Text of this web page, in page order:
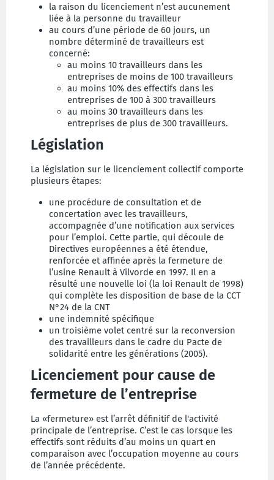
la raison du licenciement n’est aucunement
liée à la personne du travailleur
au cours d’une période de 60 jours, un
nombre déterminé de travailleurs est
concerné:
au moins 10 travailleurs dans les
entreprises de moins de 100 travailleurs
au moins 10% des effectifs dans les
entreprises de 100 à 300 travailleurs
au moins 30 travailleurs dans les
entreprises de plus de 300 travailleurs.
Législation
La législation sur le licenciement collectif comporte
plusieurs étapes:
une procédure de consultation et de
concertation avec les travailleurs,
accompagnée d’une notification aux services
pour l’emploi. Cette partie, qui découle de
Directives européennes a été étendue,
renforcée et affinée après la fermeture de
l’usine Renault à Vilvorde en 1997. Il en a
résulté une nouvelle loi (la loi Renault de 1998)
qui complète les disposition de base de la CCT
N°24 de la CNT
une indemnité spécifique
un troisième volet centré sur la reconversion
des travailleurs dans le cadre du Pacte de
solidarité entre les générations (2005).
Licenciement pour cause de
fermeture de l’entreprise
La «fermeture» est l’arrêt définitif de l'activité
principale de l’entreprise. C’est le cas lorsque les
effectifs sont réduits d’au moins un quart en
comparaison avec l’occupation moyenne au cours
de l’année précédente.